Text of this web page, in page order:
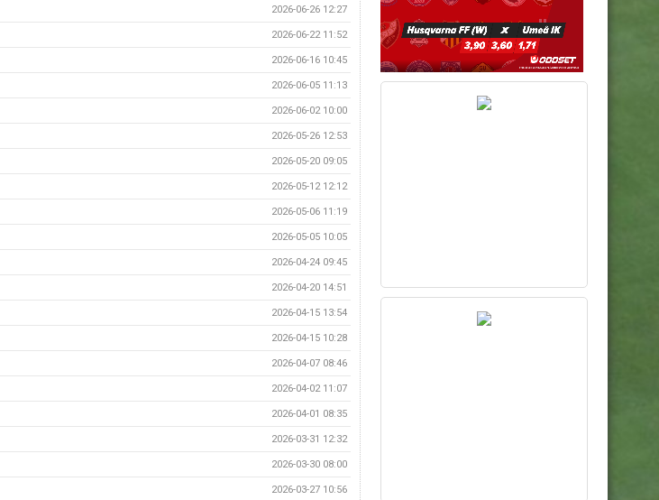
2026-06-26 12:27
2026-06-22 11:52
2026-06-16 10:45
2026-06-05 11:13
2026-06-02 10:00
2026-05-26 12:53
2026-05-20 09:05
2026-05-12 12:12
2026-05-06 11:19
2026-05-05 10:05
2026-04-24 09:45
2026-04-20 14:51
2026-04-15 13:54
2026-04-15 10:28
2026-04-07 08:46
2026-04-02 11:07
2026-04-01 08:35
2026-03-31 12:32
2026-03-30 08:00
2026-03-27 10:56